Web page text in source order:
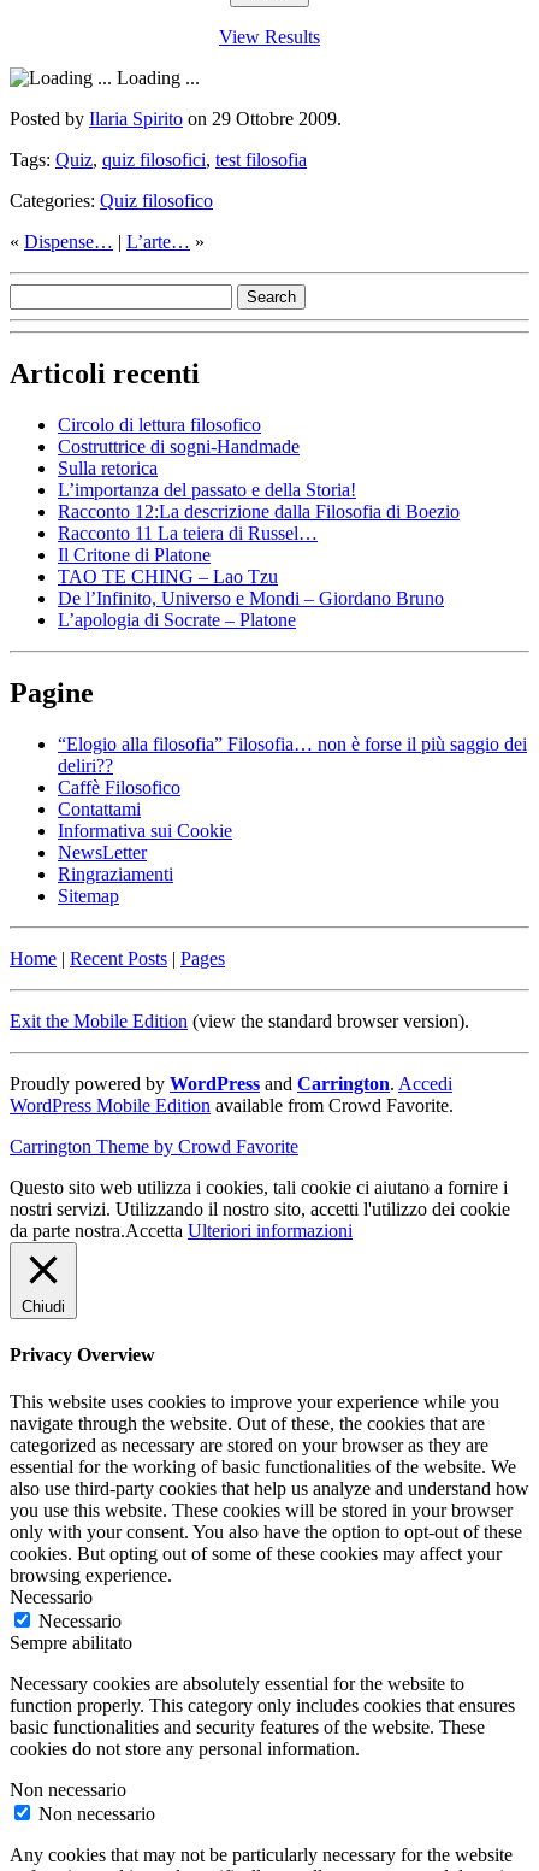
View Results
Loading ...
Posted by Ilaria Spirito on 29 Ottobre 2009.
Tags: Quiz, quiz filosofici, test filosofia
Categories: Quiz filosofico
« Dispense… | L’arte… »
Articoli recenti
Circolo di lettura filosofico
Costruttrice di sogni-Handmade
Sulla retorica
L’importanza del passato e della Storia!
Racconto 12:La descrizione dalla Filosofia di Boezio
Racconto 11 La teiera di Russel…
Il Critone di Platone
TAO TE CHING – Lao Tzu
De l’Infinito, Universo e Mondi – Giordano Bruno
L’apologia di Socrate – Platone
Pagine
“Elogio alla filosofia” Filosofia… non è forse il più saggio dei
deliri??
Caffè Filosofico
Contattami
Informativa sui Cookie
NewsLetter
Ringraziamenti
Sitemap
Home | Recent Posts | Pages
Exit the Mobile Edition (view the standard browser version).
Proudly powered by WordPress and Carrington. Accedi
WordPress Mobile Edition available from Crowd Favorite.
Carrington Theme by Crowd Favorite
Questo sito web utilizza i cookies, tali cookie ci aiutano a fornire i
nostri servizi. Utilizzando il nostro sito, accetti l'utilizzo dei cookie
da parte nostra.Accetta Ulteriori informazioni
Chiudi
Privacy Overview
This website uses cookies to improve your experience while you
navigate through the website. Out of these, the cookies that are
categorized as necessary are stored on your browser as they are
essential for the working of basic functionalities of the website. We
also use third-party cookies that help us analyze and understand how
you use this website. These cookies will be stored in your browser
only with your consent. You also have the option to opt-out of these
cookies. But opting out of some of these cookies may affect your
browsing experience.
Necessario
Necessario
Sempre abilitato
Necessary cookies are absolutely essential for the website to
function properly. This category only includes cookies that ensures
basic functionalities and security features of the website. These
cookies do not store any personal information.
Non necessario
Non necessario
Any cookies that may not be particularly necessary for the website